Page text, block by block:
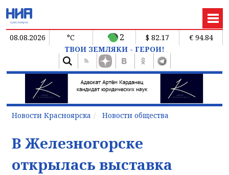
08.08.2026 °C 2 $ 82.17
€ 94.84
ТВОИ ЗЕМЛЯКИ - ГЕРОИ!
Новости Красноярска Новости общества
В Железногорске
открылась выставка